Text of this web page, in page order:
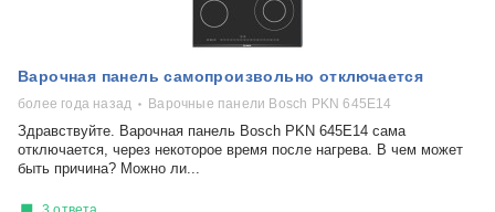
Варочная панель самопроизвольно отключается
более года назад Варочные панели Bosch PKN 645E14
Здравствуйте. Варочная панель Bosch PKN 645E14 сама
отключается, через некоторое время после нагрева. В чем может
быть причина? Можно ли...